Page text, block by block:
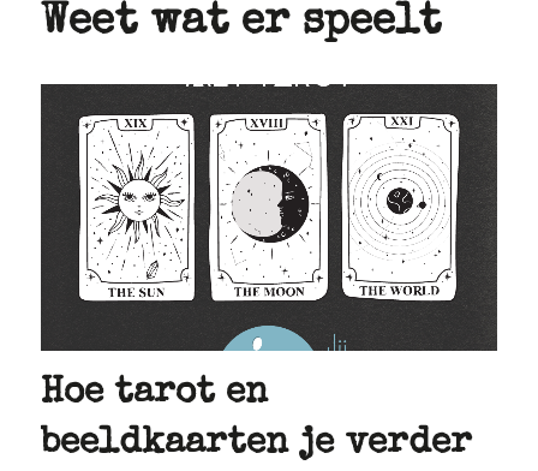
Weet wat er speelt
Hoe tarot en
beeldkaarten je verder